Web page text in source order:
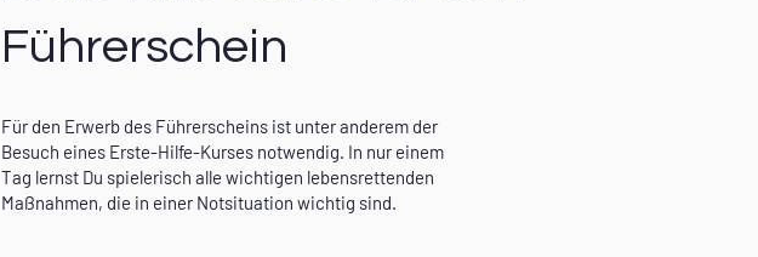
Führerschein
Für den Erwerb des Führerscheins ist unter anderem der
Besuch eines Erste-Hilfe-Kurses notwendig. In nur einem
Tag lernst Du spielerisch alle wichtigen lebensrettenden
Maßnahmen, die in einer Notsituation wichtig sind.